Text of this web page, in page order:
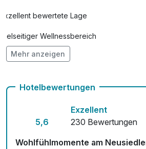
Exzellent bewertete Lage
Vielseitiger Wellnessbereich
Hunde im Hotel erlaubt für 15,00 € pro
Fitnessgeräte stehen bereit
Kostenloses W-LAN
Mehr anzeigen
Hotelbewertungen
5,6
Exzellent
230 Bewertungen
Wohlfühlmomente am